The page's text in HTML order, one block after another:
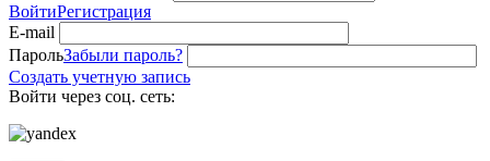
ВойтиРегистрация
E-mail
ПарольЗабыли пароль?
Создать учетную запись
Войти через соц. сеть: